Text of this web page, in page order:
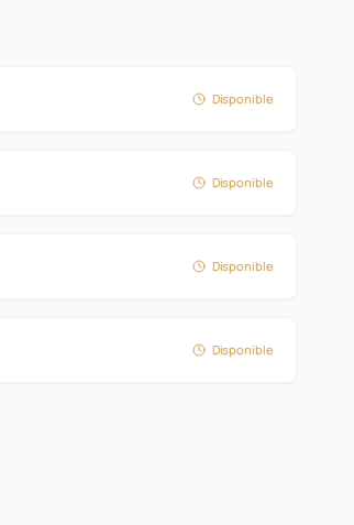
Disponible
Disponible
Disponible
Disponible